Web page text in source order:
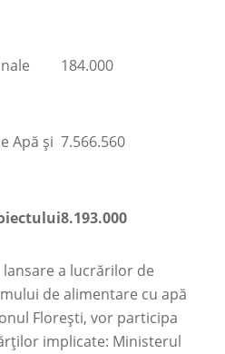
184.000
Apă și 7.566.560
8.193.000
a lucrărilor de
de alimentare cu apă
Florești, vor participa
implicate: Ministerul